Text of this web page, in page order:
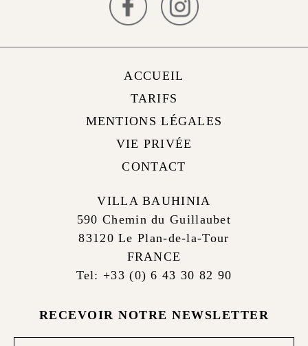
ACCUEIL
TARIFS
MENTIONS LÉGALES
VIE PRIVÉE
CONTACT
VILLA BAUHINIA
590 Chemin du Guillaubet
83120 Le Plan-de-la-Tour
FRANCE
Tel: +33 (0) 6 43 30 82 90
RECEVOIR NOTRE NEWSLETTER